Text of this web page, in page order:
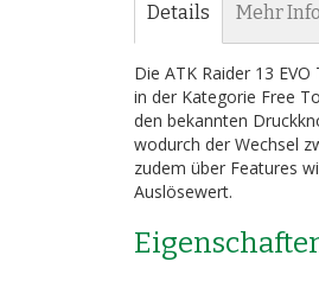
Details
Die ATK Raider 13
in der Kategorie Free
den bekannten
wodurch der Wechsel
zudem über Features
Auslösewert.
Mehr